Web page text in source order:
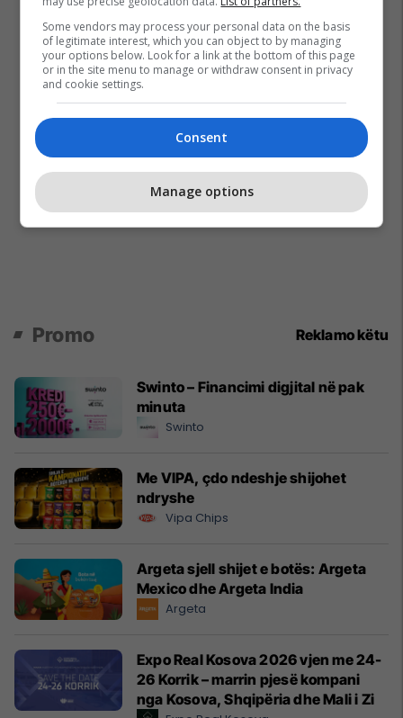
Promo Reklamo këtu
Swinto – Financimi digjital në pak
minuta
Swinto
Me VIPA, çdo ndeshje shijohet
ndryshe
Vipa Chips
Argeta sjell shijet e botës: Argeta
Mexico dhe Argeta India
Argeta
Expo Real Kosova 2026 vjen me 24-
26 Korrik – marrin pjesë kompani
nga Kosova, Shqipëria dhe Mali i Zi
Some vendors may process your personal data on the basis
of legitimate interest, which you can object to by managing
your options below. Look for a link at the bottom of this page
or in the site menu to manage or withdraw consent in privacy
and cookie settings.
Consent
Manage options